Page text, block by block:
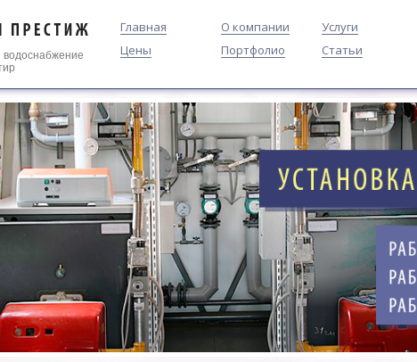
водоснабжение
Главная О компании Услуги
Цены
Портфолио Статьи